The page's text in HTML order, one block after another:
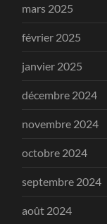
mars 2025
février 2025
janvier 2025
décembre 2024
novembre 2024
octobre 2024
septembre 2024
août 2024